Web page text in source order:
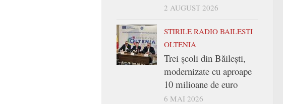
2 AUGUST 2026
STIRILE RADIO BAILESTI
OLTENIA
Trei şcoli din Băileşti,
modernizate cu aproape
10 milioane de euro
6 MAI 2026